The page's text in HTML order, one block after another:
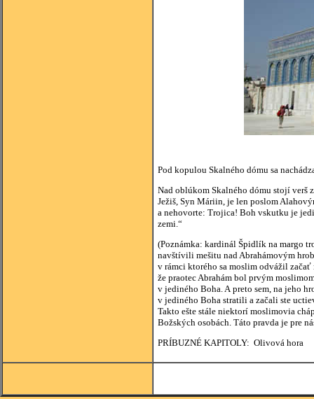
Pod kopulou Skalného dómu sa
Nad oblúkom Skalného dómu stojí verš
Ježiš, Syn Máriin, je len poslom
a nehovorte: Trojica! Boh vskutku je
zemi.“
(Poznámka: kardinál Špidlík na margo
navštívili mešitu nad Abrahámovým
v rámci ktorého sa moslim odvážil
že praotec Abrahám bol prvým
v jediného Boha. A preto sem, na jeho
v jediného Boha stratili a začali ste
Takto ešte stále niektorí moslimovia
Božských osobách. Táto pravda je pre
PRÍBUZNÉ KAPITOLY: Olivová hora